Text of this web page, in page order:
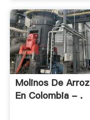
Molinos De Arroz
En Colombia - .